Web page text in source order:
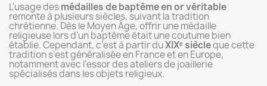
L'usage desmédailles de baptême en or véritable
remonte à plusieurs siècles, suivant la tradition
chrétienne. Dès le Moyen Âge, offrir une médaille
religieuse lors d'un baptême était une coutume bien
établie. Cependant, c’est à partir duXIXᵉ siècleque cette
tradition s’est généralisée en France et en Europe,
notamment avec l’essor des ateliers de joaillerie
spécialisés dans les objets religieux.